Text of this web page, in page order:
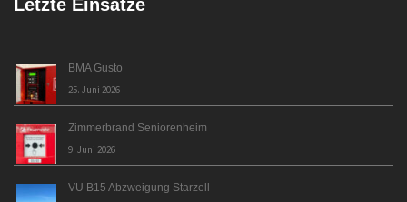
Letzte Einsätze
BMA Gusto
25. Juni 2026
Zimmerbrand Seniorenheim
9. Juni 2026
VU B15 Abzweigung Starzell